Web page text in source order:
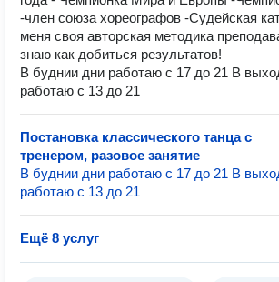
-член союза хореографов -Судейская
меня своя авторская методика
знаю как добиться результатов!
В буднии дни работаю с 17 до 21 В
работаю с 13 до 21
Постановка классического танца с
тренером, разовое занятие
В буднии дни работаю с 17 до 21 В
работаю с 13 до 21
Ещё 8 услуг